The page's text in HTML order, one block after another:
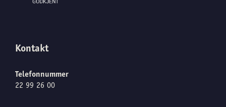
Kontakt
Telefonnummer
22 99 26 00